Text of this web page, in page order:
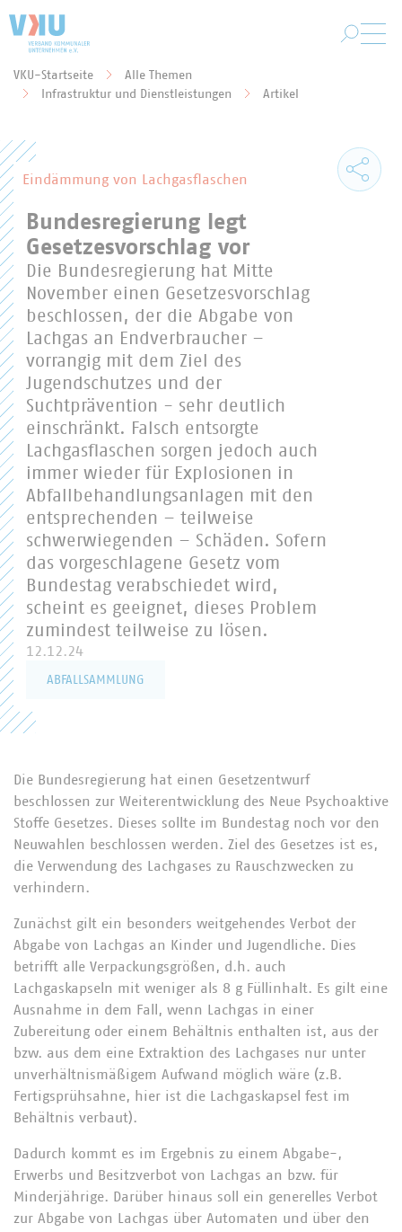
Sie befinden sich hier:
VKU-Startseite
Alle Themen
Infrastruktur und Dienstleistungen
Artikel
Eindämmung von Lachgasflaschen
Bundesregierung legt
Gesetzesvorschlag vor
Die Bundesregierung hat Mitte
November einen Gesetzesvorschlag
beschlossen, der die Abgabe von
Lachgas an Endverbraucher –
vorrangig mit dem Ziel des
Jugendschutzes und der
Suchtprävention - sehr deutlich
einschränkt. Falsch entsorgte
Lachgasflaschen sorgen jedoch auch
immer wieder für Explosionen in
Abfallbehandlungsanlagen mit den
entsprechenden – teilweise
schwerwiegenden – Schäden. Sofern
das vorgeschlagene Gesetz vom
Bundestag verabschiedet wird,
scheint es geeignet, dieses Problem
zumindest teilweise zu lösen.
12.12.24
ABFALLSAMMLUNG
Die Bundesregierung hat einen Gesetzentwurf
beschlossen zur Weiterentwicklung des Neue Psychoaktive
Stoffe Gesetzes. Dieses sollte im Bundestag noch vor den
Neuwahlen beschlossen werden. Ziel des Gesetzes ist es,
die Verwendung des Lachgases zu Rauschzwecken zu
verhindern.
Zunächst gilt ein besonders weitgehendes Verbot der
Abgabe von Lachgas an Kinder und Jugendliche. Dies
betrifft alle Verpackungsgrößen, d.h. auch
Lachgaskapseln mit weniger als 8 g Füllinhalt. Es gilt eine
Ausnahme in dem Fall, wenn Lachgas in einer
Zubereitung oder einem Behältnis enthalten ist, aus der
bzw. aus dem eine Extraktion des Lachgases nur unter
unverhältnismäßigem Aufwand möglich wäre (z.B.
Fertigsprühsahne, hier ist die Lachgaskapsel fest im
Behältnis verbaut).
Dadurch kommt es im Ergebnis zu einem Abgabe-,
Erwerbs und Besitzverbot von Lachgas an bzw. für
Minderjährige. Darüber hinaus soll ein generelles Verbot
zur Abgabe von Lachgas über Automaten und über den